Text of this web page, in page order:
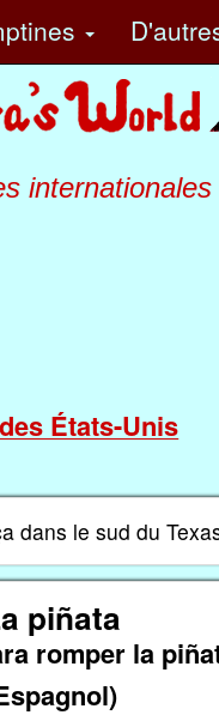
internationales
États-Unis
dans le sud du
piñata
romper la